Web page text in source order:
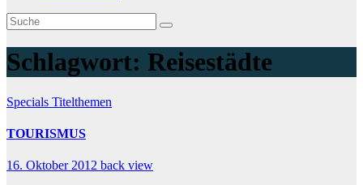
Schlagwort: Reisestädte
Specials Titelthemen
TOURISMUS
16. Oktober 2012 back view